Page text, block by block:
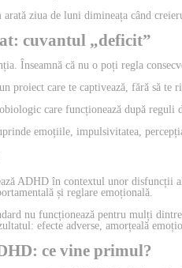
ziua de luni dimineața când
cuvantul „deficit”
Înseamnă că nu o poți regla
proiect care te captivează, fără să
care funcționează după
emoțiile, impulsivitatea,
ADHD în contextul unor
și reglare emoțională.
nu funcționează pentru mulți
efecte adverse, amorțeală
ce vine primul?